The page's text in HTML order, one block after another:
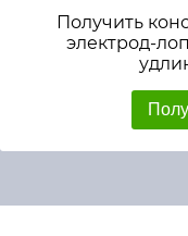
Получить
электрод-